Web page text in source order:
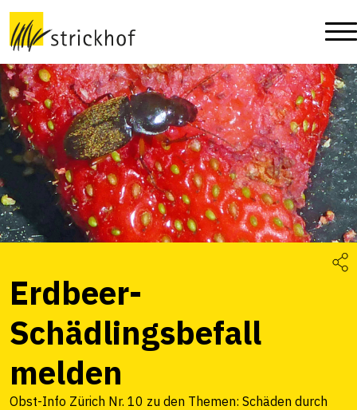
Erdbeer-
Schädlingsbefall
melden
Obst-Info Zürich Nr. 10 zu den Themen: Schäden durch